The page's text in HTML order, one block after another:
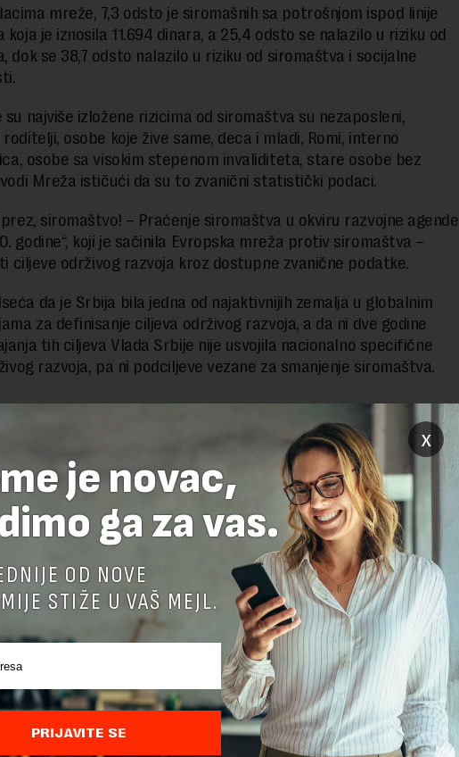
mreže, 7,3 odsto je siromašnih sa potrošnjom ispod linije
koja je iznosila 11.694 dinara, a 25,4 odsto se nalazilo u riziku od
dok se 38,7 odsto nalazilo u riziku od siromaštva i socijalne
su najviše izložene rizicima od siromaštva su nezaposleni,
osobe koje žive same, deca i mladi, Romi, interno
osobe sa visokim stepenom invaliditeta, stare osobe bez
Mreža ističući da su to zvanični statistički podaci.
siromaštvo! – Praćenje siromaštva u okviru razvojne agende
godine“, koji je sačinila Evropska mreža protiv siromaštva –
ciljeve održivog razvoja kroz dostupne zvanične podatke.
da je Srbija bila jedna od najaktivnijih zemalja u globalnim
za definisanje ciljeva održivog razvoja, a da ni dve godine
tih ciljeva Vlada Srbije nije usvojila nacionalno specifične
razvoja, pa ni podciljeve vezane za smanjenje siromaštva.
teksta je dozvoljeno, ali uz obavezno navođenje izvora i uz postavljanje linka
x
je novac,
ga za vas.
OD NOVE
STIŽE U VAŠ MEJL.
PRIJAVITE SE